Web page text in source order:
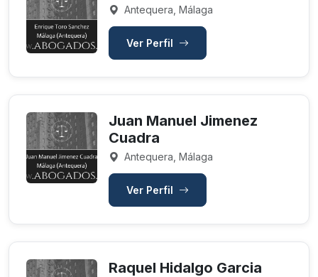
Antequera, Málaga
Ver Perfil
Juan Manuel Jimenez
Cuadra
Antequera, Málaga
Ver Perfil
Raquel Hidalgo Garcia